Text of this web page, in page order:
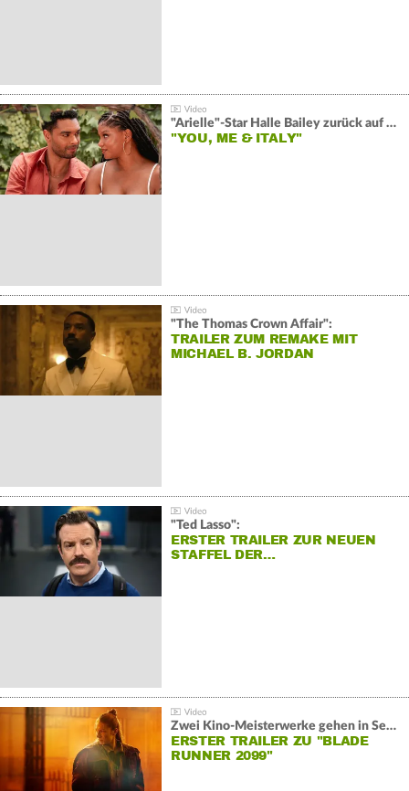
"Arielle"-Star Halle Bailey zurück auf der Leinwand:
"YOU, ME & ITALY"
"The Thomas Crown Affair":
TRAILER ZUM REMAKE MIT
MICHAEL B. JORDAN
"Ted Lasso":
ERSTER TRAILER ZUR NEUEN
STAFFEL DER…
Zwei Kino-Meisterwerke gehen in Serie:
ERSTER TRAILER ZU "BLADE
RUNNER 2099"